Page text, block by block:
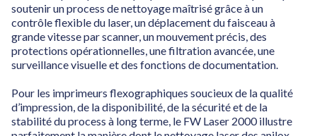
soutenir un process de nettoyage maîtrisé grâce à un
contrôle flexible du laser, un déplacement du faisceau à
grande vitesse par scanner, un mouvement précis, des
protections opérationnelles, une filtration avancée, une
surveillance visuelle et des fonctions de documentation.
Pour les imprimeurs flexographiques soucieux de la qualité
d’impression, de la disponibilité, de la sécurité et de la
stabilité du process à long terme, le FW Laser 2000 illustre